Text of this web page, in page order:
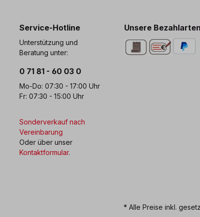
Service-Hotline
Unterstützung und
Beratung unter:
0 71 81 - 60 03 0
Mo-Do: 07:30 - 17:00 Uhr
Fr: 07:30 - 15:00 Uhr
Sonderverkauf nach
Vereinbarung
Oder über unser
Kontaktformular.
Unsere Bezahlarten
* Alle Preise inkl.